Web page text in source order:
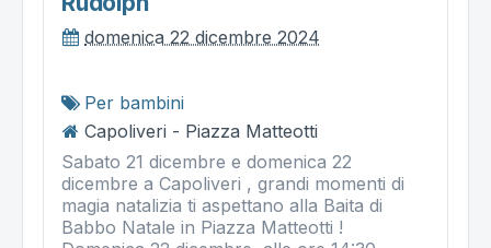
domenica 22 dicembre 2024
Per bambini
Capoliveri - Piazza Matteotti
Sabato 21 dicembre e domenica 22
dicembre a Capoliveri , grandi momenti di
magia natalizia ti aspettano alla Baita di
Babbo Natale in Piazza Matteotti !